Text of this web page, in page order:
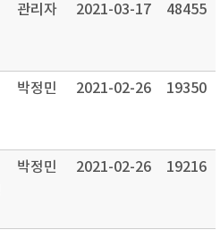
관리자 2021-03-17 48455
박정민 2021-02-26 19350
박정민 2021-02-26 19216